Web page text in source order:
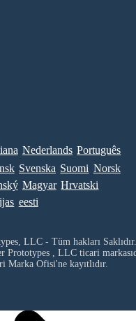
Nederlands Português
Svenska Suomi Norsk
Magyar Hrvatski
eesti
LLC - Tüm hakları Saklıdır.
Prototypes , LLCticari
Marka Ofisi'ne kayıtlıdır.